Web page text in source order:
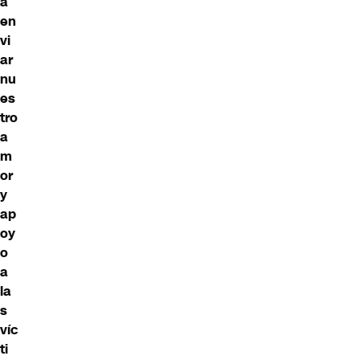
en
vi
ar
nu
es
tro
a
m
or
y
ap
oy
o
a
la
s
víc
ti